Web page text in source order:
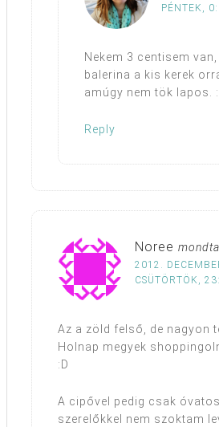
PÉNTEK,
Nekem 3 centisem van,
balerina a kis kerek
amúgy nem tök lapos.
Reply
Noree mondta
2012.
CSÜTÖRTÖK,
Az a zöld felső, de nagyon
Holnap megyek
:D
A cipővel pedig csak
szerelőkkel nem szoktam